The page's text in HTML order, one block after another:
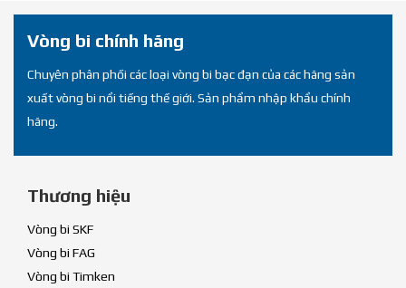
Vòng bi chính hãng
Chuyên phân phối các loại vòng bi bạc đạn của các hãng sản
xuất vòng bi nổi tiếng thế giới. Sản phẩm nhập khẩu chính
hãng.
Thương hiệu
Vòng bi SKF
Vòng bi FAG
Vòng bi Timken